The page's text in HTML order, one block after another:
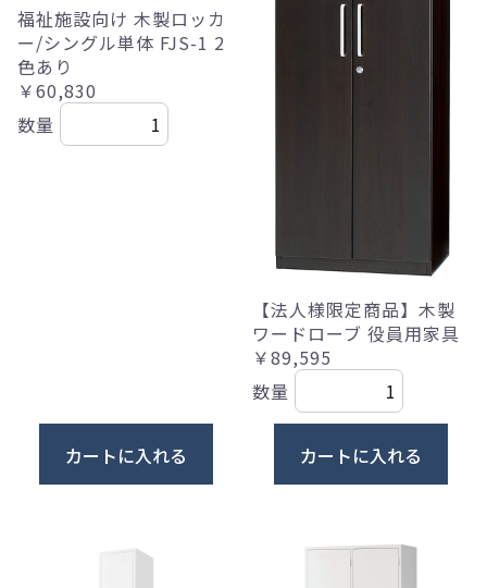
福祉施設向け 木製ロッカ
ー/シングル単体 FJS-1 2
色あり
￥60,830
数量
カートに入れる
【法人様限定商品】木製
ワードローブ 役員用家具
￥89,595
数量
カートに入れる